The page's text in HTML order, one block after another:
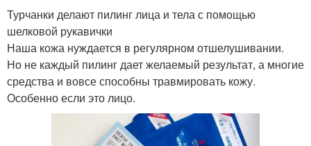
Турчанки делают пилинг лица и тела с помощью
шелковой рукавички
Наша кожа нуждается в регулярном отшелушивании.
Но не каждый пилинг дает желаемый результат, а многие
средства и вовсе способны травмировать кожу.
Особенно если это лицо.